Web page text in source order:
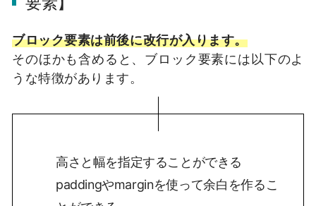
ブロック要素は前後に改行が入ります。
そのほかも含めると、ブロック要素には以下のよ
うな特徴があります。
高さと幅を指定することができる
paddingやmarginを使って余白を作るこ